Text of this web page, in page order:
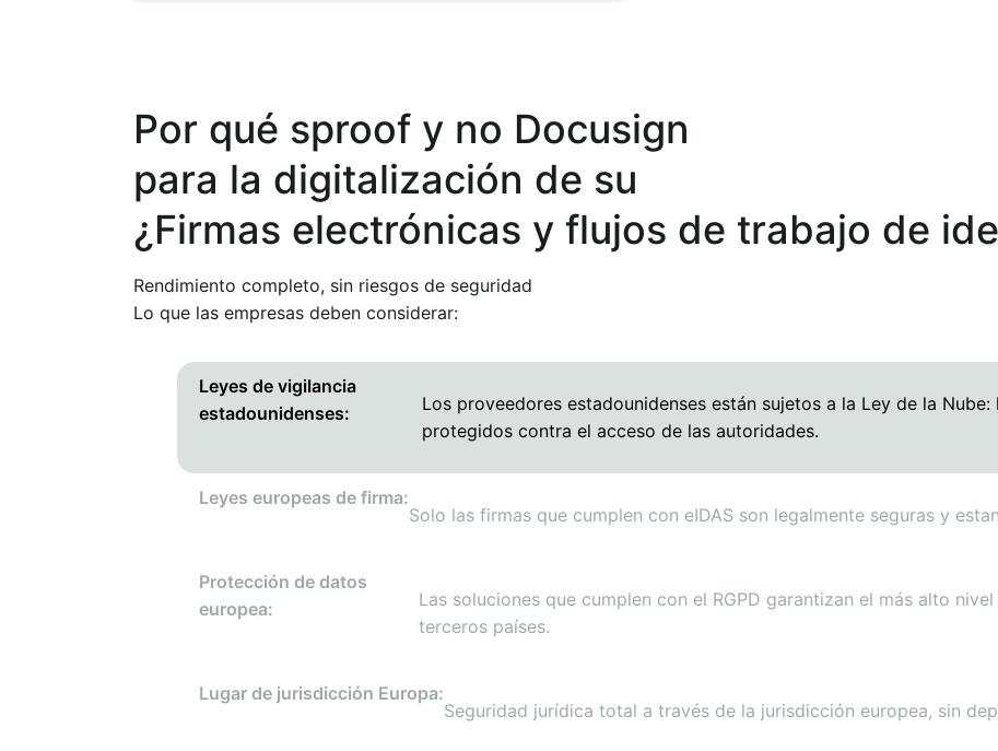
Por qué sproof y no Docusign
para la digitalización de su
¿Firmas electrónicas y flujos de trabajo de
Rendimiento completo, sin riesgos de seguridad
Lo que las empresas deben considerar:
Leyes de vigilancia
estadounidenses:
Los proveedores estadounidenses están sujetos a la Ley de la
protegidos contra el acceso de las autoridades.
Leyes europeas de firma:
Solo las firmas que cumplen con eIDAS son legalmente seguras y
Protección de datos
europea:
Las soluciones que cumplen con el RGPD garantizan el más alto
terceros países.
Lugar de jurisdicción Europa:
Seguridad jurídica total a través de la jurisdicción europea, sin